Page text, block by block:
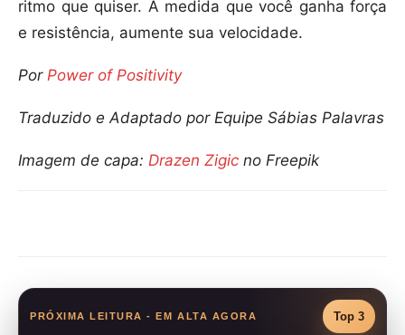
ritmo que quiser. À medida que você ganha força
e resistência, aumente sua velocidade.
Por Power of Positivity
Traduzido e Adaptado por Equipe Sábias Palavras
Imagem de capa: Drazen Zigic no Freepik
PRÓXIMA LEITURA - EM ALTA AGORA Top 3